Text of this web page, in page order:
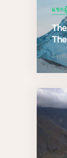
The
The
แขก
7